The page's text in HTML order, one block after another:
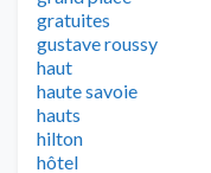
gratuites
gustave roussy
haut
haute savoie
hauts
hilton
hôtel